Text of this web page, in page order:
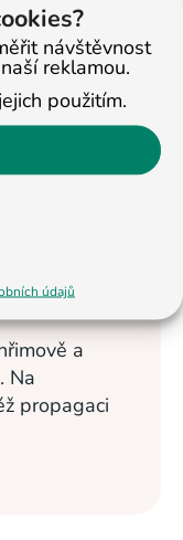
návštěvnost
reklamou.
použitím.
údajů
a
Na
propagaci